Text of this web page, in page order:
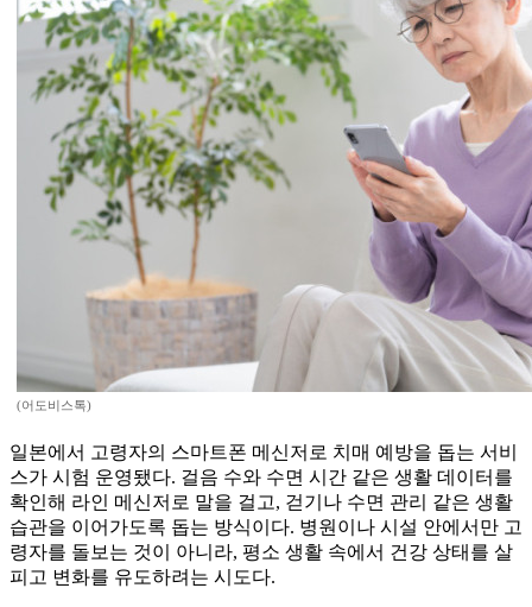
(어도비스톡)
일본에서 고령자의 스마트폰 메신저로 치매 예방을 돕는 서비
스가 시험 운영됐다. 걸음 수와 수면 시간 같은 생활 데이터를
확인해 라인 메신저로 말을 걸고, 걷기나 수면 관리 같은 생활
습관을 이어가도록 돕는 방식이다. 병원이나 시설 안에서만 고
령자를 돌보는 것이 아니라, 평소 생활 속에서 건강 상태를 살
피고 변화를 유도하려는 시도다.